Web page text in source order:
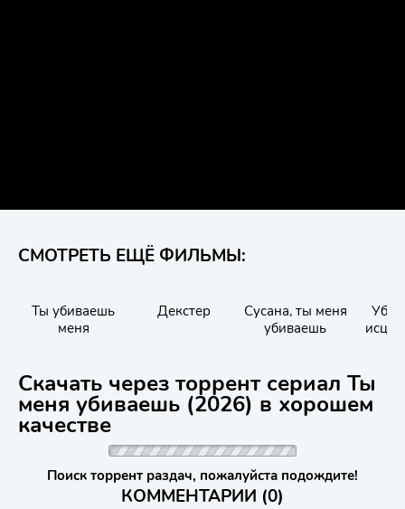
СМОТРЕТЬ ЕЩЁ ФИЛЬМЫ:
Ты убиваешь
меня
Декстер
Сусана, ты меня
убиваешь
Скачать через торрент сериал Ты
меня убиваешь (2026) в хорошем
качестве
Поиск торрент раздач, пожалуйста подождите!
КОММЕНТАРИИ (0)